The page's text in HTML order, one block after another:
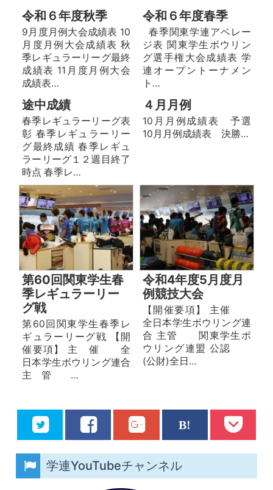
令和６年度秋季
9月度月例大会成績表 10
月度月例大会成績表 秋
季レギュラーリーグ最終
成績表 11月度月例大会
成績表…
令和６年度春季
春季関東学連アベレー
ジ表 関東学生ボウリン
グ選手権大会成績表 学
連オープントーナメン
ト…
途中成績
春季レギュラーリーグ表
彰 春季レギュラーリー
グ最終成績 春季レギュ
ラーリーグ１２週目終了
時点 春季レ…
４月月例
10月月例成績表 予選
10月月例成績表 決勝…
第60回関東学生春
季レギュラーリー
グ戦
第60回関東学生春季レ
ギュラーリーグ戦 【開
催要項】 主 催 全
日本学生ボウリング連合
主 管 …
令和4年度5月度月
例競技大会
【開催要項】 主催
全日本学生ボウリング連
合 主管 関東学生ボ
ウリング連盟 公認
(公財)全日…
学連YouTubeチャンネル